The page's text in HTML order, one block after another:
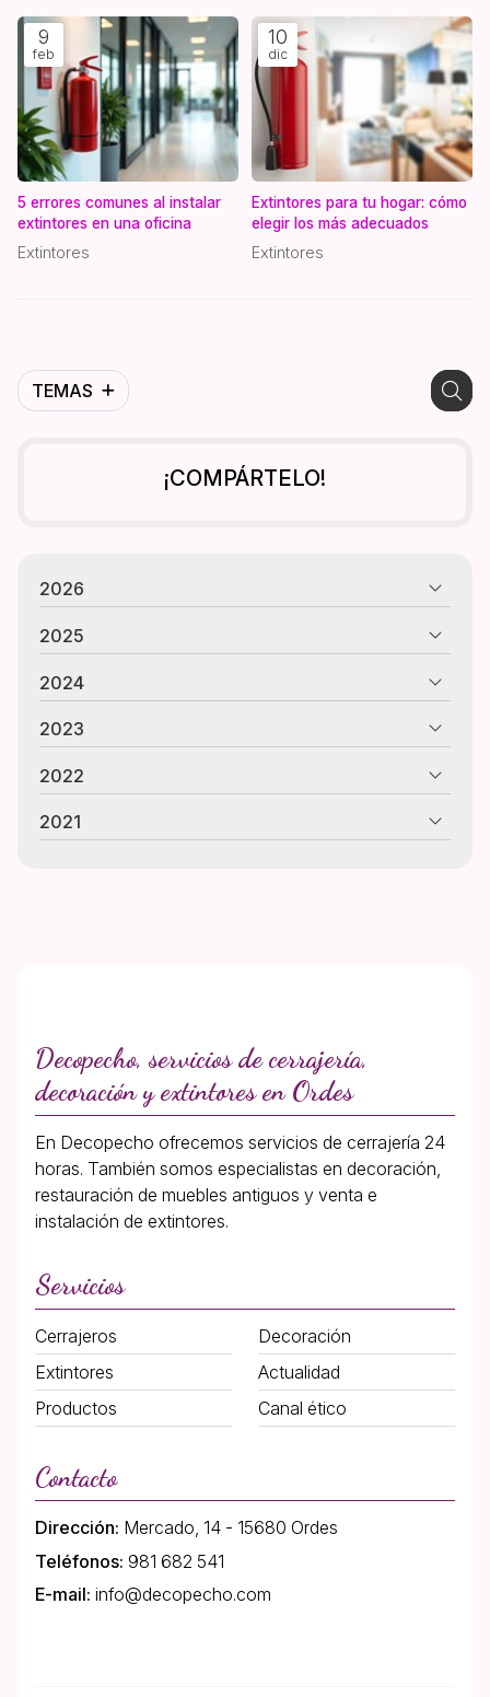
TEMAS
9
feb
5 errores comunes al instalar
extintores en una oficina
Extintores
10
dic
Extintores para tu hogar: cómo
elegir los más adecuados
Extintores
¡COMPÁRTELO!
2026
2025
2024
2023
2022
2021
Decopecho, servicios de cerrajería,
decoración y extintores en Ordes
En Decopecho ofrecemos servicios de cerrajería 24
horas. También somos especialistas en decoración,
restauración de muebles antiguos y venta e
instalación de extintores.
Servicios
Cerrajeros
Decoración
Extintores
Actualidad
Productos
Canal ético
Contacto
Dirección: Mercado, 14 - 15680 Ordes
Teléfonos: 981 682 541
E-mail: info@decopecho.com